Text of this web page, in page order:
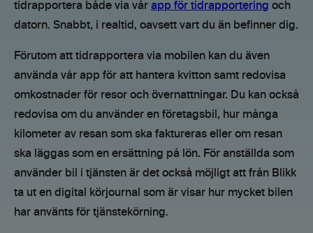
tidrapportera både via vår app för tidrapportering och
datorn. Snabbt, i realtid, oavsett vart du än befinner dig.
Förutom att tidrapportera via mobilen kan du även
använda vår app för att hantera kvitton samt redovisa
omkostnader för resor och övernattningar. Du kan också
redovisa om du använder en företagsbil, hur många
kilometer av resan som ska faktureras eller om resan
ska läggas som en ersättning på lön. För anställda som
använder bil i tjänsten är det också möjligt att från Blikk
ta ut en digital körjournal som är visar hur mycket bilen
har använts för tjänstekörning.